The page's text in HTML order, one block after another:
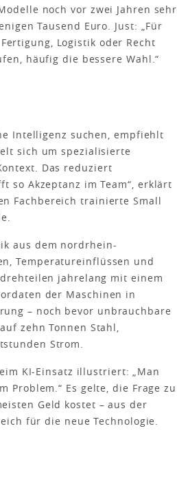
noch vor zwei Jahren sehr
Tausend Euro. Just: „Für
Logistik oder Recht
häufig die bessere Wahl.“
Intelligenz suchen, empfiehlt
sich um spezialisierte
Das reduziert
so Akzeptanz im Team“, erklärt
Fachbereich trainierte Small
aus dem nordrhein-
Temperatureinflüssen und
jahrelang mit einem
der Maschinen in
– noch bevor unbrauchbare
zehn Tonnen Stahl,
Strom.
KI-Einsatz illustriert: „Man
Es gelte, die Frage zu
Geld kostet – aus der
für die neue Technologie.